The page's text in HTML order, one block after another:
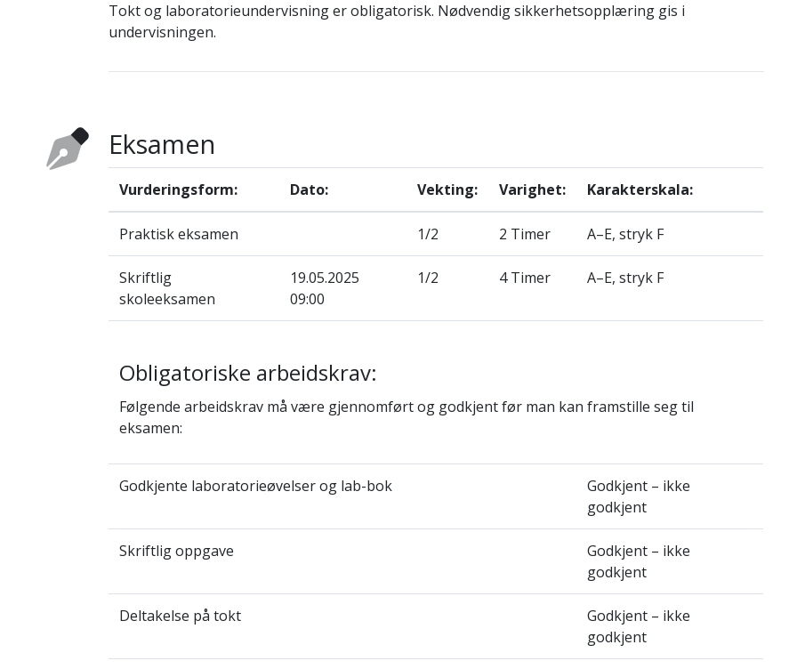
Tokt og laboratorieundervisning er obligatorisk. Nødvendig sikkerhetsopplæring gis i
undervisningen.
Eksamen
Vurderingsform: Dato: Vekting: Varighet: Karakterskala:
Praktisk eksamen 1/2 2 Timer A–E, stryk F
Skriftlig
skoleeksamen
19.05.2025
09:00
1/2 4 Timer A–E, stryk F
Obligatoriske arbeidskrav:
Følgende arbeidskrav må være gjennomført og godkjent før man kan framstille seg til
eksamen:
Godkjente laboratorieøvelser og lab-bok
Godkjent – ikke
godkjent
Skriftlig oppgave
Godkjent – ikke
godkjent
Deltakelse på tokt
Godkjent – ikke
godkjent